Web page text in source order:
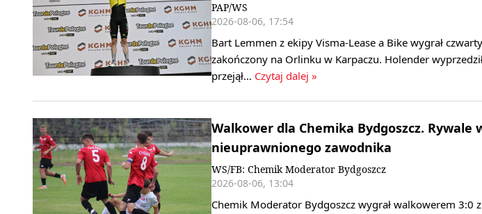
PAP/WS
2026-08-06, 17:54
Bart Lemmen z ekipy Visma-Lease a Bike wygrał
zakończony na Orlinku w Karpaczu. Holender
przejął… Czytaj dalej »
Walkower dla Chemika Bydgoszcz. Rywale
nieuprawnionego zawodnika
WS/FB: Chemik Moderator Bydgoszcz
2026-08-06, 13:04
Chemik Moderator Bydgoszcz wygrał walkowerem 3:0